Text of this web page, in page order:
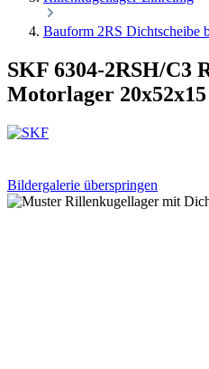
Bauform 2RS Dichtscheibe
SKF 6304-2RSH/C3
Motorlager
Bildergalerie überspringen